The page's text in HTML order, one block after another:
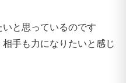
いと思っているのです
手も力になりたいと感じ